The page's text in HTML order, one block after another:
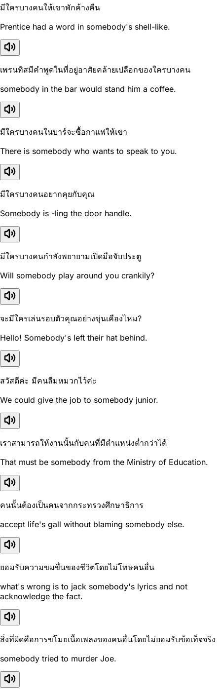
มีใครบางคนให้เขาพักค้างคืน
Prentice had a word in somebody's shell-like.
เพรนทิสมีคำพูดในที่อยู่อาศัยคล้ายเปลือกของใครบางคน
somebody in the bar would stand him a coffee.
มีใครบางคนในบาร์จะซื้อกาแฟให้เขา
There is somebody who wants to speak to you.
มีใครบางคนอยากคุยกับคุณ
Somebody is -ling the door handle.
มีใครบางคนกำลังพยายามเปิดมือจับประตู
Will somebody play around you crankily?
จะมีใครเล่นรอบตัวคุณอย่างขุ่นเคืองไหม?
Hello! Somebody's left their hat behind.
สวัสดีค่ะ มีคนลืมหมวกไว้ค่ะ
We could give the job to somebody junior.
เราสามารถให้งานนั้นกับคนที่มีตำแหน่งต่ำกว่าได้
That must be somebody from the Ministry of Education.
คนนั้นต้องเป็นคนจากกระทรวงศึกษาธิการ
accept life's gall without blaming somebody else.
ยอมรับความขมขื่นของชีวิตโดยไม่โทษคนอื่น
what's wrong is to jack somebody's lyrics and not
acknowledge the fact.
สิ่งที่ผิดคือการขโมยเนื้อเพลงของคนอื่นโดยไม่ยอมรับข้อเท็จจริง
somebody tried to murder Joe.